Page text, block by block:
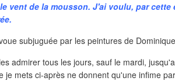
vent de la mousson. J'ai voulu, par
subjuguée par les peintures de
admirer tous les jours, sauf le mardi,
je mets ci-après ne donnent qu'une infime